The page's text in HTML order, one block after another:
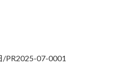
/PR2025-07-0001